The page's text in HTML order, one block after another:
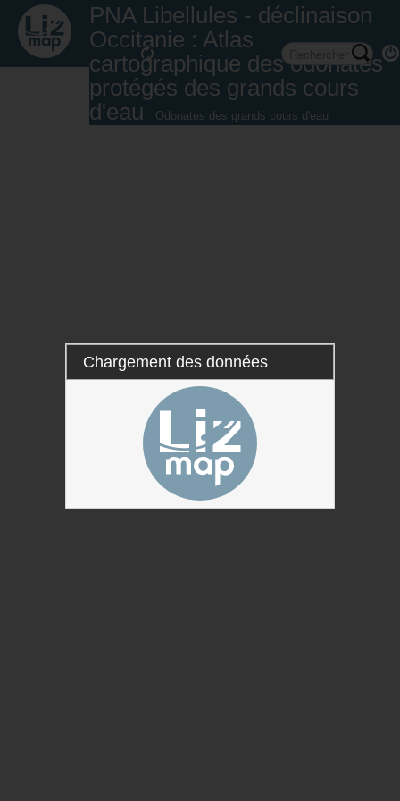
PNA Libellules - déclinaison
Occitanie : Atlas
cartographique des odonates
protégés des grands cours
d'eau
Odonates des grands cours d'eau
Chargement des données